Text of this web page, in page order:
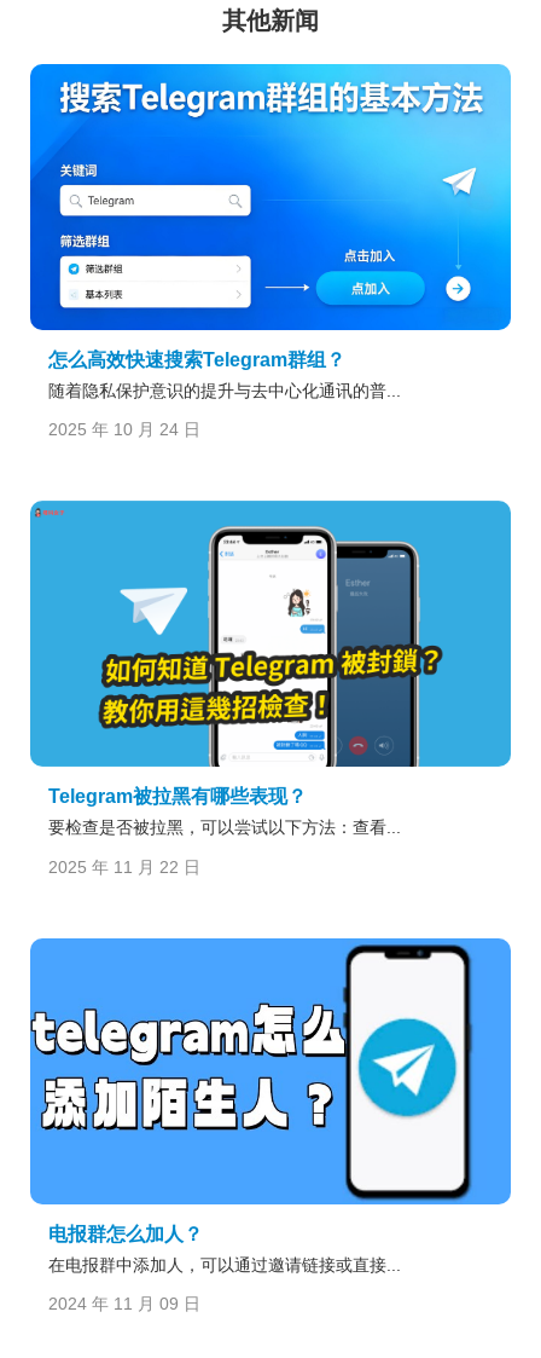
其他新闻
怎么高效快速搜索Telegram群组？
随着隐私保护意识的提升与去中心化通讯的普...
2025 年 10 月 24 日
Telegram被拉黑有哪些表现？
要检查是否被拉黑，可以尝试以下方法：查看...
2025 年 11 月 22 日
电报群怎么加人？
在电报群中添加人，可以通过邀请链接或直接...
2024 年 11 月 09 日